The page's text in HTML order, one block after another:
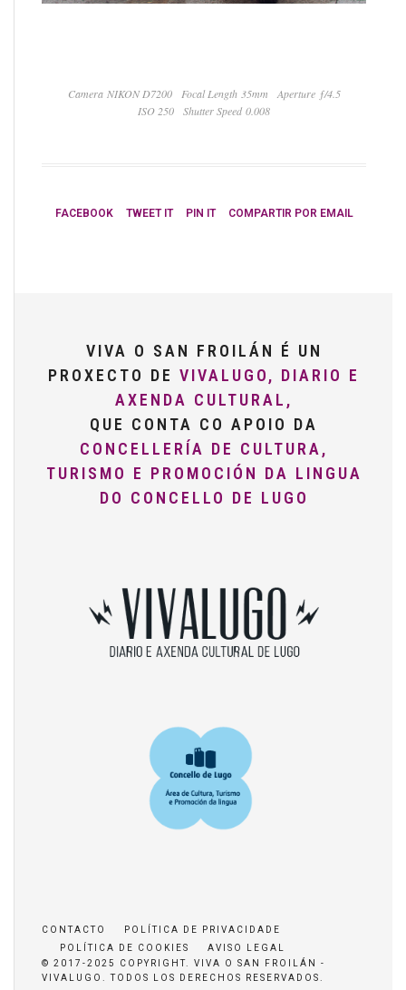
Camera NIKON D7200 Focal Length 35mm
Aperture ƒ/4.5
ISO 250
Shutter Speed 0.008
FACEBOOK TWEET IT PIN IT COMPARTIR POR EMAIL
VIVA O SAN FROILÁN É UN
PROXECTO DE VIVALUGO, DIARIO E
AXENDA CULTURAL,
QUE CONTA CO APOIO DA
CONCELLERÍA DE CULTURA,
TURISMO E PROMOCIÓN DA LINGUA
DO CONCELLO DE LUGO
CONTACTO
POLÍTICA DE PRIVACIDADE
POLÍTICA DE COOKIES
AVISO LEGAL
© 2017-2025 COPYRIGHT. VIVA O SAN FROILÁN -
VIVALUGO. TODOS LOS DERECHOS RESERVADOS.